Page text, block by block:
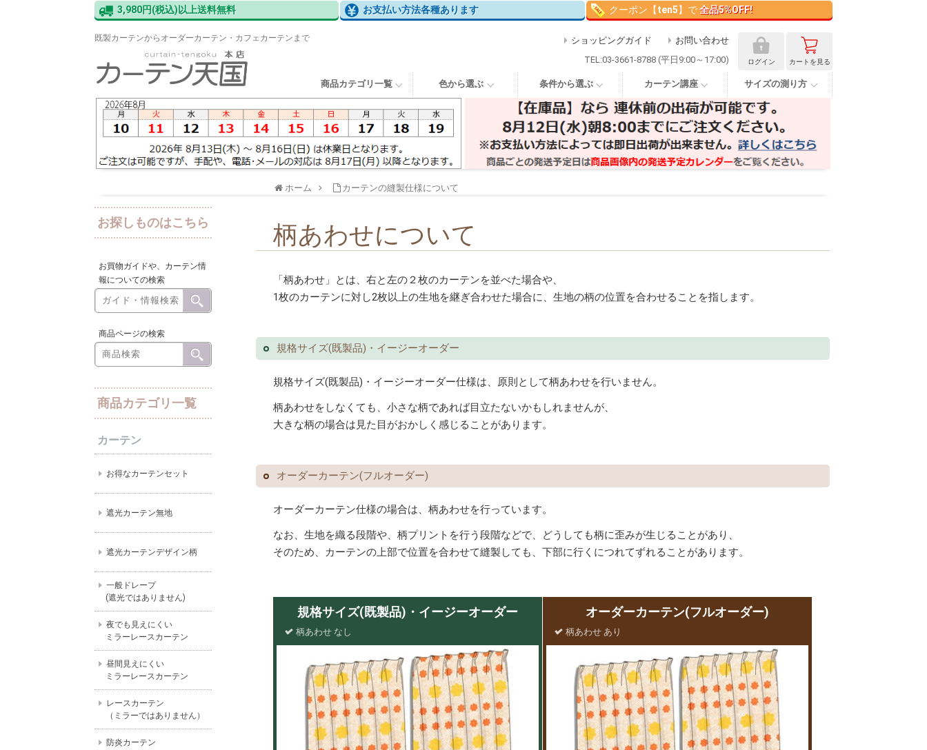
3,980円(税込)以上送料無料 お支払い方法各種あります クーポン【ten5】で全品5%OFF!
既製カーテンからオーダーカーテン・カフェカーテンまで
ログイン カート を見る
ショッピングガイド
お問い合わせ
TEL:03-3661-8788 (平日9:00～17:00)
商品カテゴリ一覧 色から選ぶ 条件から選ぶ カーテン講座 サイズの測り方
ホーム カーテンの縫製仕様について
柄あわせについて
「柄あわせ」とは、右と左の２枚のカーテンを並べた場合や、
1枚のカーテンに対し2枚以上の生地を継ぎ合わせた場合に、生地の柄の位置を合わせることを指します。
規格サイズ(既製品)・イージーオーダー
規格サイズ(既製品)・イージーオーダー仕様は、原則として柄あわせを行いません。
柄あわせをしなくても、小さな柄であれば目立たないかもしれませんが、
大きな柄の場合は見た目がおかしく感じることがあります。
オーダーカーテン(フルオーダー)
オーダーカーテン仕様の場合は、柄あわせを行っています。
なお、生地を織る段階や、柄プリントを行う段階などで、どうしても柄に歪みが生じることがあり、
そのため、カーテンの上部で位置を合わせて縫製しても、下部に行くにつれてずれることがあります。
規格サイズ(既製品)・イージーオーダー オーダーカーテン(フルオーダー)
柄あわせ なし 柄あわせ あり
お探しものはこちら
お買物ガイドや、カーテン情
報についての検索
商品ページの検索
商品カテゴリ一覧
カーテン
お得なカーテンセット
遮光カーテン無地
遮光カーテンデザイン柄
一般ドレープ
(遮光ではありません)
夜でも見えにくい
ミラーレースカーテン
昼間見えにくい
ミラーレースカーテン
レースカーテン
（ミラーではありません）
防炎カーテン